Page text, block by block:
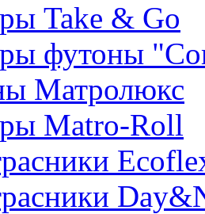
Take & Go
футоны
Матролюкс
Matro-Roll